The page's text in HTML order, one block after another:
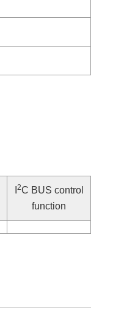
2C BUS control
function